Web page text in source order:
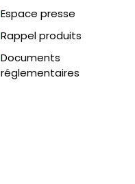
Espace presse
Rappel produits
Documents
réglementaires